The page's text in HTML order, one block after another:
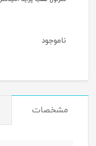
ناموجود
مشخصات